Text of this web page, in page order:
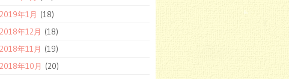
2019年1月 (18)
2018年12月 (18)
2018年11月 (19)
2018年10月 (20)